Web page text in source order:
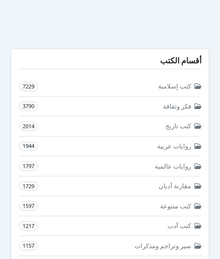
أقسام الكتب
كتب إسلامية 7229
فكر وثقافة 3790
كتب تاريخ 2014
روايات عربية 1944
روايات عالمية 1797
مقارنة أديان 1729
كتب متنوعة 1597
كتب أدب 1217
سير وتراجم ومذكرات 1157